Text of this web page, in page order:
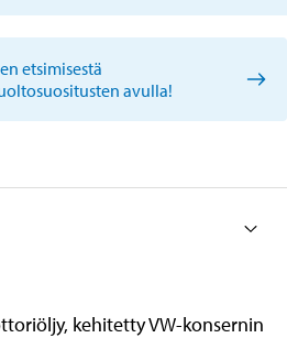
etsimisestä
avulla!
kehitetty VW-konsernin